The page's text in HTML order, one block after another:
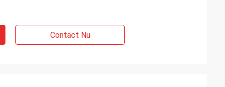
Contact Nu